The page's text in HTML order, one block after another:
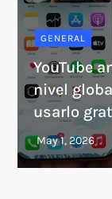
GENERAL
YouTube
nivel
usarlo